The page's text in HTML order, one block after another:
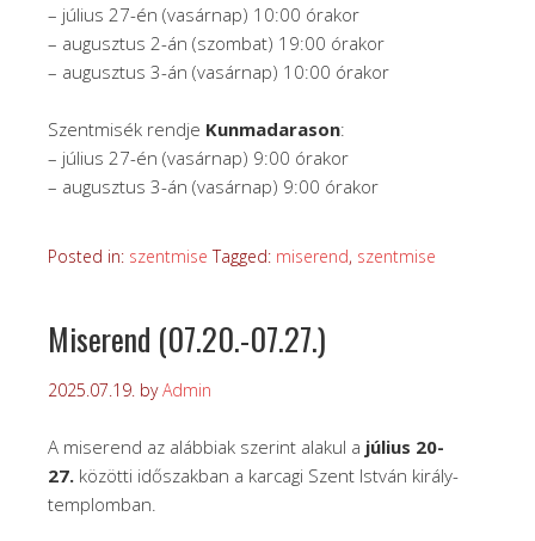
– július 27-én (vasárnap) 10:00 órakor
– augusztus 2-án (szombat) 19:00 órakor
– augusztus 3-án (vasárnap) 10:00 órakor
Szentmisék rendje Kunmadarason:
– július 27-én (vasárnap) 9:00 órakor
– augusztus 3-án (vasárnap) 9:00 órakor
Posted in: szentmise Tagged: miserend, szentmise
Miserend (07.20.-07.27.)
2025.07.19. byAdmin
A miserend az alábbiak szerint alakul a július 20-
27. közötti időszakban a karcagi Szent István király-
templomban.